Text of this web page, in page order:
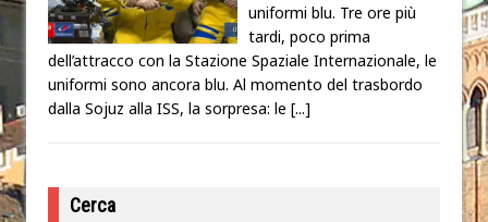
uniformi blu. Tre ore più
tardi, poco prima
dell’attracco con la Stazione Spaziale Internazionale, le
uniformi sono ancora blu. Al momento del trasbordo
dalla Sojuz alla ISS, la sorpresa: le [...]
Cerca